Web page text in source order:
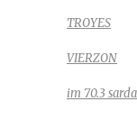
TROYES
VIERZON
im 70.3